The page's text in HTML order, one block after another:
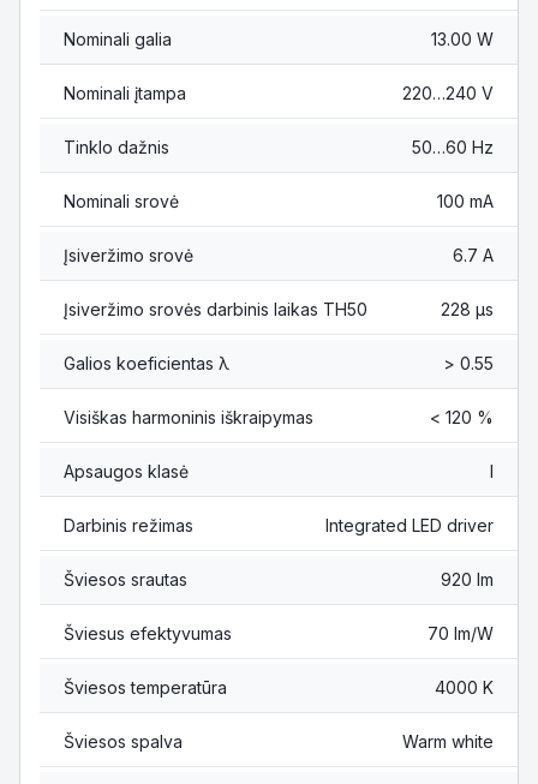
Nominali galia 13.00 W
Nominali įtampa 220…240 V
Tinklo dažnis 50…60 Hz
Nominali srovė 100 mA
Įsiveržimo srovė 6.7 A
Įsiveržimo srovės darbinis laikas TH50 228 µs
Galios koeficientas λ > 0.55
Visiškas harmoninis iškraipymas < 120 %
Apsaugos klasė I
Darbinis režimas Integrated LED driver
Šviesos srautas 920 lm
Šviesus efektyvumas 70 lm/W
Šviesos temperatūra 4000 K
Šviesos spalva Warm white